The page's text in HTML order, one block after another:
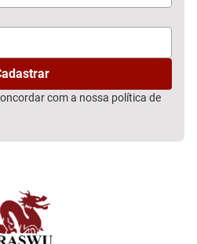
com a nossa política de